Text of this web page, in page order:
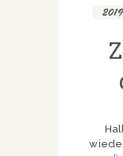
2019